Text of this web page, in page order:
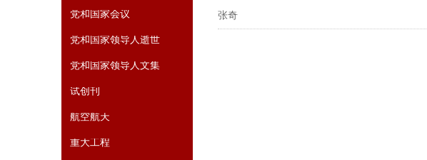
张奇
党和国家会议
党和国家领导人逝世
党和国家领导人文集
试创刊
航空航天
重大工程